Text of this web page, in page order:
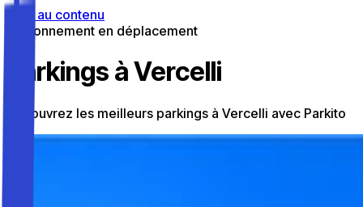
Aller au contenu
Stationnement en déplacement
Parkings à Vercelli
Découvrez les meilleurs parkings à Vercelli avec Parkito